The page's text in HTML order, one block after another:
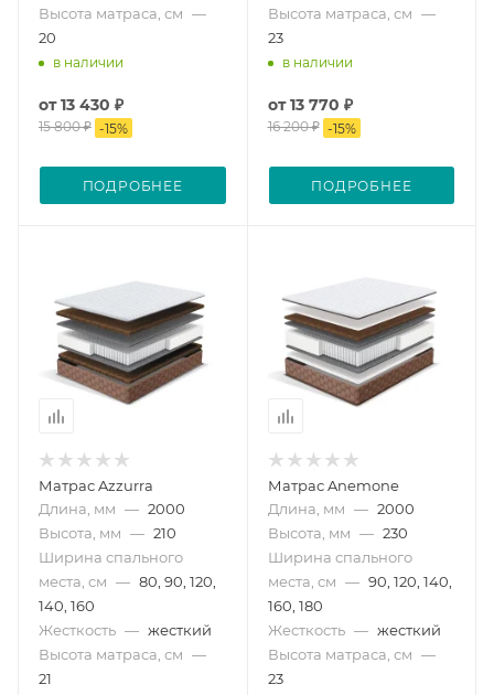
Высота матраса, см —
20
в наличии
от13 430 ₽
15 800 ₽ -15%
ПОДРОБНЕЕ
Высота матраса, см —
23
в наличии
от13 770 ₽
16 200 ₽ -15%
ПОДРОБНЕЕ
Матрас Azzurra
Длина, мм — 2000
Высота, мм — 210
Ширина спального
места, см — 80, 90, 120,
140, 160
Жесткость — жесткий
Высота матраса, см —
21
Матрас Anemone
Длина, мм — 2000
Высота, мм — 230
Ширина спального
места, см — 90, 120, 140,
160, 180
Жесткость — жесткий
Высота матраса, см —
23